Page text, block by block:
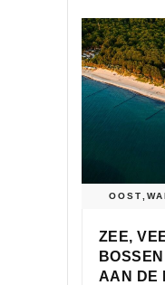
OOST
ZEE,
AAN DE